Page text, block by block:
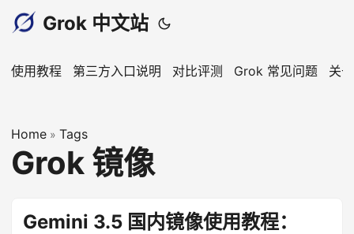
Grok 中文站
使用教程 第三方入口说明 对比评测 Grok 常见问题 关
Home » Tags
Grok 镜像
Gemini 3.5 国内镜像使用教程：